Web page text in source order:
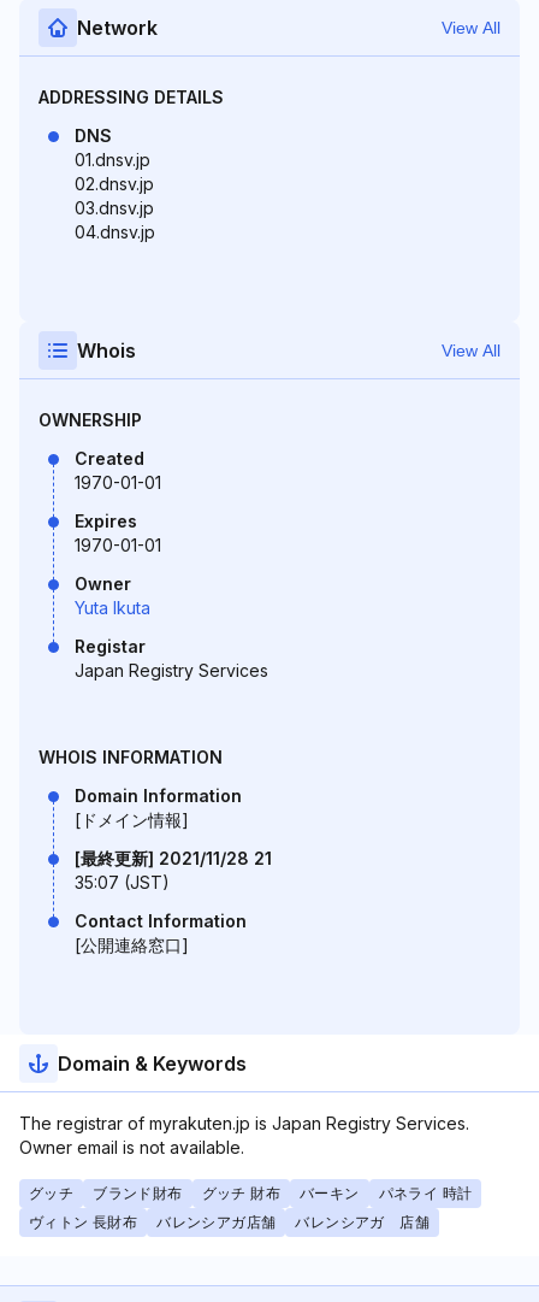
Network View All
ADDRESSING DETAILS
DNS
01.dnsv.jp
02.dnsv.jp
03.dnsv.jp
04.dnsv.jp
Whois View All
OWNERSHIP
Created
1970-01-01
Expires
1970-01-01
Owner
Yuta Ikuta
Registar
Japan Registry Services
WHOIS INFORMATION
Domain Information
[ドメイン情報]
[最終更新] 2021/11/28 21
35:07 (JST)
Contact Information
[公開連絡窓口]
Domain & Keywords
The registrar of myrakuten.jp is Japan Registry Services.
Owner email is not available.
グッチ ブランド財布 グッチ 財布 バーキン
パネライ 時計
ヴィトン 長財布
バレンシアガ店舗 バレンシアガ 店舗